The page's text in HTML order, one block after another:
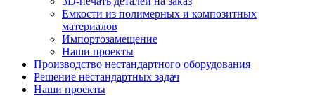
Емкости из полимерных и композитных
материалов
Импортозамещение
Наши проекты
Производство нестандартного оборудования
Решение нестандартных задач
Наши проекты